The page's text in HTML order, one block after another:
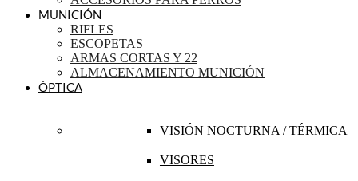
MUNICIÓN
RIFLES
ESCOPETAS
ARMAS CORTAS Y 22
ALMACENAMIENTO MUNICIÓN
ÓPTICA
VISIÓN NOCTURNA / TÉRMICA
VISORES